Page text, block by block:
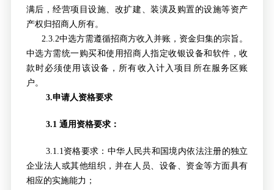
满后，经营项目设施、改扩建、装潢及购置的设施等资产
产权归招商人所有。
2.3.2中选方需遵循招商方收入并账，资金归集的宗旨。
中选方需统一购买和使用招商人指定收银设备和软件，收
款时必须使用该设备，所有收入计入项目所在服务区账
户。
3.申请人资格要求
3.1 通用资格要求：
3.1.1 资格要求：中华人民共和国境内依法注册的独立
企业法人或其他组织，并在人员、设备、资金等方面具有
相应的实施能力；